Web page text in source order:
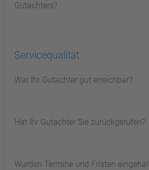
Gutachters?
Servicequalität
War Ihr Gutachter gut erreichbar?
Hat Ihr Gutachter Sie zurückgerufen?
Wurden Termine und Fristen